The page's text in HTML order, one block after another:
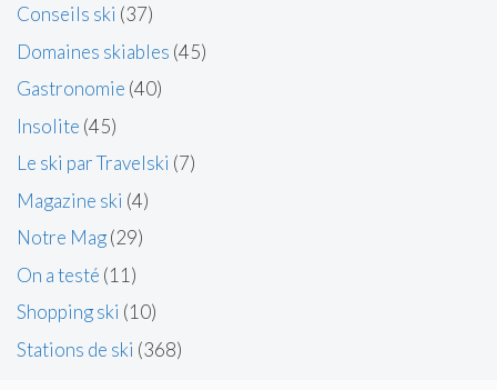
Conseils ski (37)
Domaines skiables (45)
Gastronomie (40)
Insolite (45)
Le ski par Travelski (7)
Magazine ski (4)
Notre Mag(29)
On a testé (11)
Shopping ski (10)
Stations de ski (368)